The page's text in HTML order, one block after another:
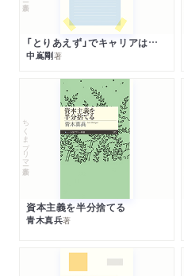
「とりあえず」でキャリアは決まる
中嶌剛著
ちくまプリマー新書
資本主義を半分捨てる
青木真兵著